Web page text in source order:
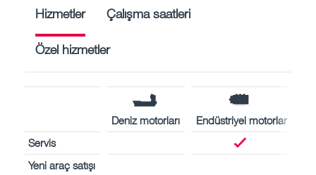
Hizmetler Çalışma saatleri
Özel hizmetler
Deniz motorları
Endüstriyel motorlar
Servis
Yeni araç satışı